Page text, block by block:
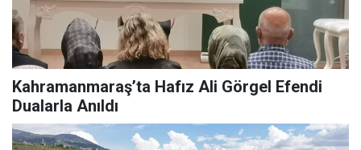
Kahramanmaraş’ta Hafız Ali Görgel Efendi
Dualarla Anıldı